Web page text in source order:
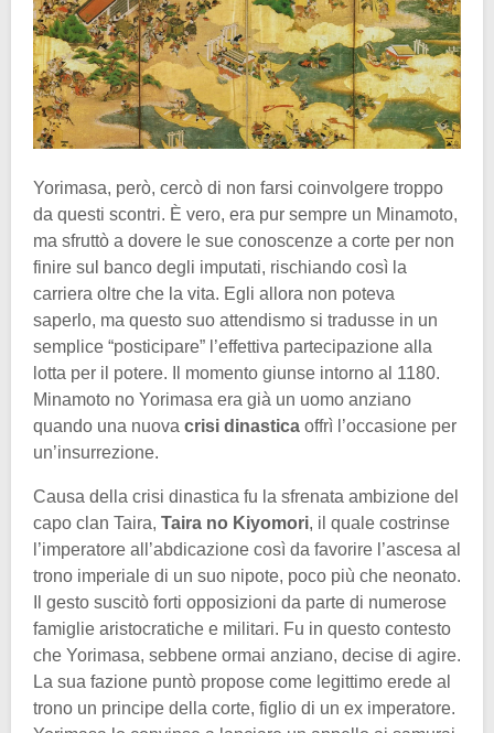
Yorimasa, però, cercò di non farsi coinvolgere troppo
da questi scontri. È vero, era pur sempre un Minamoto,
ma sfruttò a dovere le sue conoscenze a corte per non
finire sul banco degli imputati, rischiando così la
carriera oltre che la vita. Egli allora non poteva
saperlo, ma questo suo attendismo si tradusse in un
semplice “posticipare” l’effettiva partecipazione alla
lotta per il potere. Il momento giunse intorno al 1180.
Minamoto no Yorimasa era già un uomo anziano
quando una nuova crisi dinastica offrì l’occasione per
un’insurrezione.
Causa della crisi dinastica fu la sfrenata ambizione del
capo clan Taira, Taira no Kiyomori, il quale costrinse
l’imperatore all’abdicazione così da favorire l’ascesa al
trono imperiale di un suo nipote, poco più che neonato.
Il gesto suscitò forti opposizioni da parte di numerose
famiglie aristocratiche e militari. Fu in questo contesto
che Yorimasa, sebbene ormai anziano, decise di agire.
La sua fazione puntò propose come legittimo erede al
trono un principe della corte, figlio di un ex imperatore.